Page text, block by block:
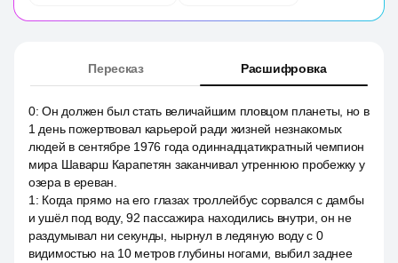
Пересказ Расшифровка
0:Он должен был стать величайшим пловцом планеты, но в
1 день пожертвовал карьерой ради жизней незнакомых
людей в сентябре 1976 года одиннадцатикратный чемпион
мира Шаварш Карапетян заканчивал утреннюю пробежку у
озера в ереван.
1 : Когда прямо на его глазах троллейбус сорвался с дамбы
и ушёл под воду, 92 пассажира находились внутри, он не
раздумывал ни секунды, нырнул в ледяную воду с 0
видимостью на 10 метров глубины ногами, выбил заднее